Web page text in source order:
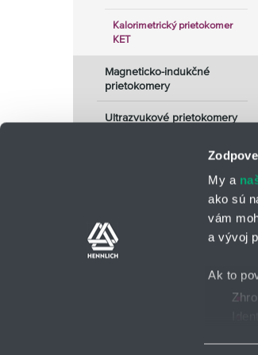
My a
ako sú
vám
a vývoj
Ak to
Kalorimetrický prietokomer
KET
Magneticko-indukčné
prietokomery
Ultrazvukové prietokomery